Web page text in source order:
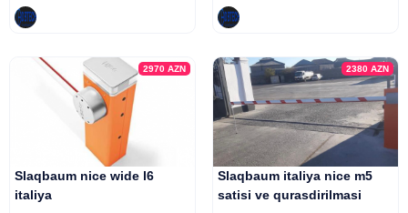
2970AZN
Slaqbaum nice wide l6
italiya
2380 AZN
Slaqbaum italiya nice m5
satisi ve qurasdirilmasi